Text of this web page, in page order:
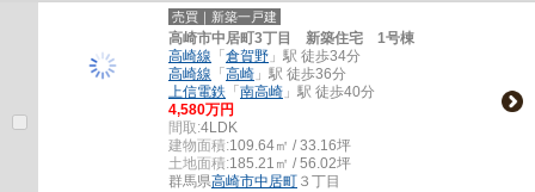
売買｜新築一戸建
高崎市中居町3丁目 新築住宅 1号棟
高崎線 「 倉賀野 」駅 徒歩34分
高崎線 「 高崎 」駅 徒歩36分
上信電鉄 「 南高崎 」駅 徒歩40分
4,580万円
間取:4LDK
建物面積:109.64㎡ / 33.16坪
土地面積:185.21㎡ / 56.02坪
群馬県高崎市中居町 ３丁目